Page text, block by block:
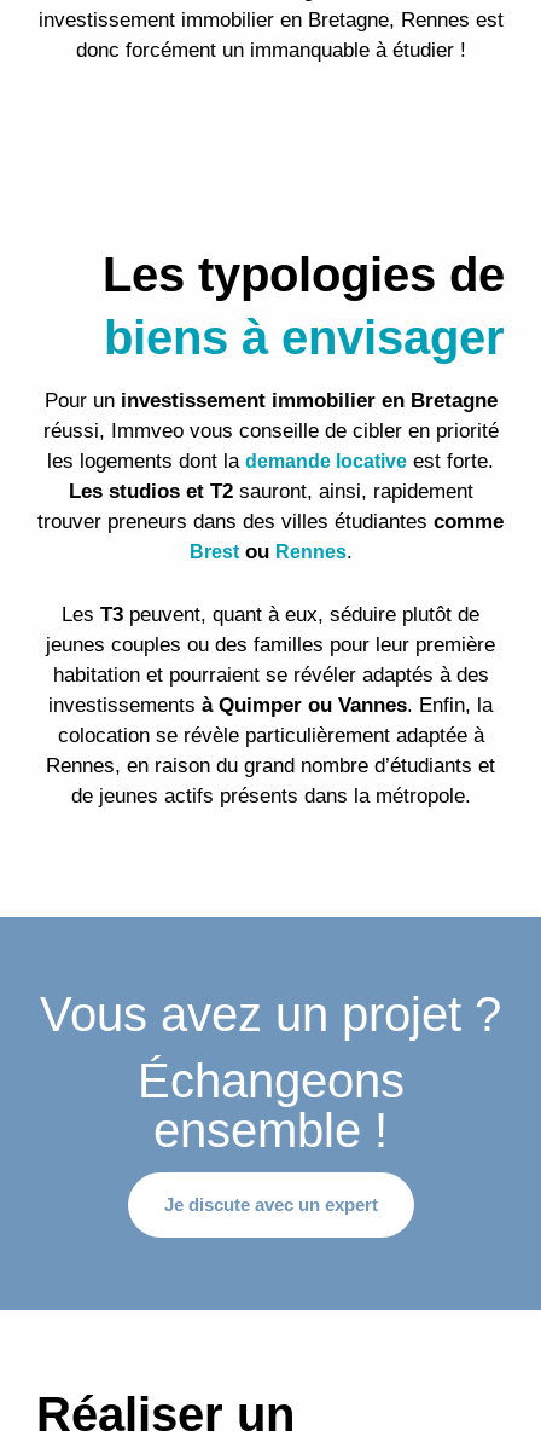
investissement immobilier en Bretagne, Rennes est
donc forcément un immanquable à étudier !
Les typologies de
biens à envisager
Pour un investissement immobilier en Bretagne
réussi, Immveo vous conseille de cibler en priorité
les logements dont la demande locative est forte.
Les studios et T2sauront, ainsi, rapidement
trouver preneurs dans des villes étudiantes comme
Brestou Rennes.
Les T3 peuvent, quant à eux, séduire plutôt de
jeunes couples ou des familles pour leur première
habitation et pourraient se révéler adaptés à des
investissements à Quimper ou Vannes. Enfin, la
colocation se révèle particulièrement adaptée à
Rennes, en raison du grand nombre d’étudiants et
de jeunes actifs présents dans la métropole.
Vous avez un projet ?
Échangeons
ensemble !
Je discute avec un expert
Réaliser un